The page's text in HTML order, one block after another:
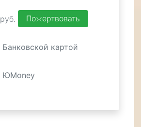
руб.
Банковской картой
ЮMoney